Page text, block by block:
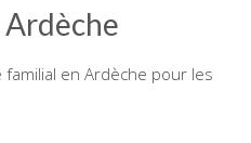
familial en Ardèche pour les